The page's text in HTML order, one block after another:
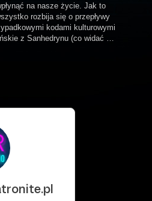
na nasze życie. Jak to
rozbija się o przepływy
kodami kulturowymi
z Sanhedrynu (co widać …